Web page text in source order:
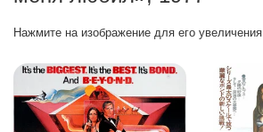
Нажмите на изображение для его увеличения